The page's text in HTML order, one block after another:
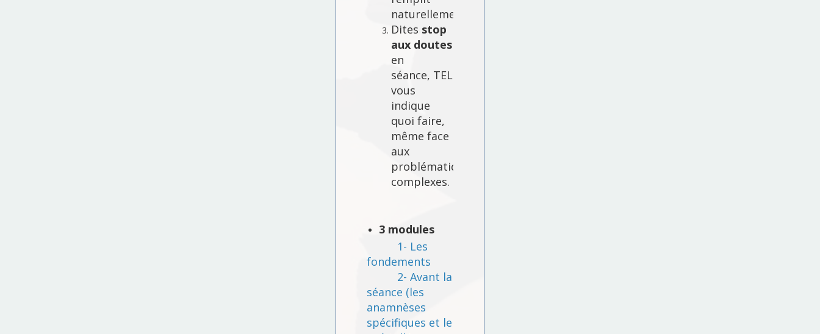
naturellement.
Dites stop
aux doutes
en
séance, TELIPRO
vous
indique
quoi faire,
même face
aux
problématiques
complexes.
3 modules
1- Les
fondements
2- Avant la
séance (les
anamnèses
spécifiques et le